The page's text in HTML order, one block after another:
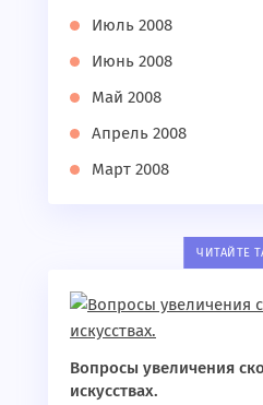
Июль 2008
Июнь 2008
Май 2008
Апрель 2008
Март 2008
ЧИТАЙТЕ
Вопросы увеличения
искусствах.